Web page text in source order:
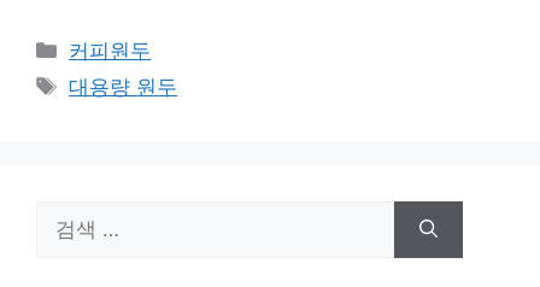
카
테
고
커피원두
태
대용량 원두
색: